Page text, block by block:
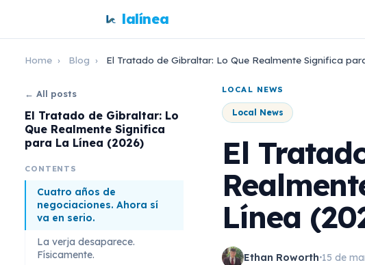
lalínea
Home › Blog › El Tratado de Gibraltar: Lo Que Realmente Significa
← All posts
El Tratado de Gibraltar: Lo
Que Realmente Significa
para La Línea (2026)
CONTENTS
Cuatro años de
negociaciones. Ahora sí
va en serio.
La verja desaparece.
Físicamente.
LOCAL NEWS
Local News
El
Línea
Ethan Roworth•15 de